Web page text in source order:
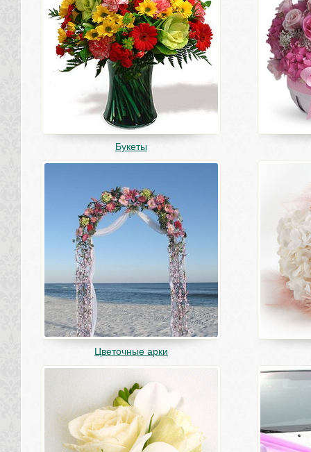
Букеты
Цветочные арки